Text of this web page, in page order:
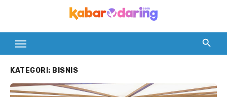
content
KATEGORI: BISNIS